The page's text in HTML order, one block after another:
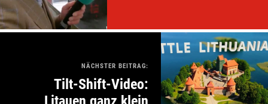
NÄCHSTER BEITRAG:
Tilt-Shift-Video: